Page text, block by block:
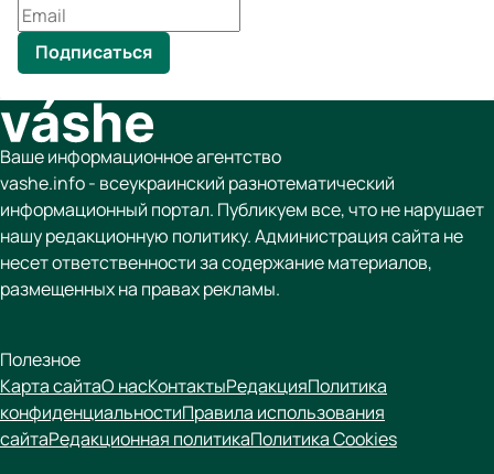
Подписаться
Ваше информационное агентство
vashe.info - всеукраинский разнотематический
информационный портал. Публикуем все, что не нарушает
нашу редакционную политику. Администрация сайта не
несет ответственности за содержание материалов,
размещенных на правах рекламы.
Полезное
Карта сайтаО насКонтактыРедакцияПолитика
конфиденциальностиПравила использования
сайтаРедакционная политикаПолитика Cookies